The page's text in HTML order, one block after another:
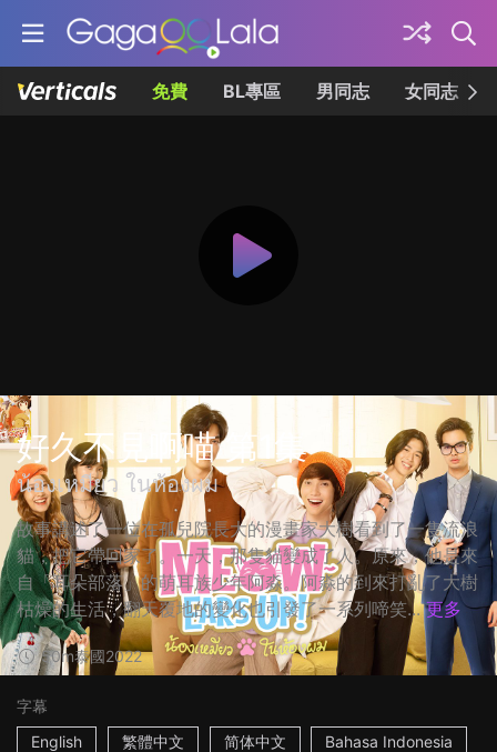
免費 BL專區 男同志 女同志
好久不見啊喵 第1集
น้องเหมียว ในห้องผม
故事講述了一位在孤兒院長大的漫畫家大樹看到了一隻流浪
貓，把它帶回家了。一天，那隻貓變成了人。原來，他是來
自「耳朵部落」的萌耳族少年阿淼。阿淼的到來打亂了大樹
枯燥的生活，翻天覆地的變化也引發了一系列啼笑... 更多
50m泰國2022
字幕
English
繁體中文 简体中文 Bahasa Indonesia